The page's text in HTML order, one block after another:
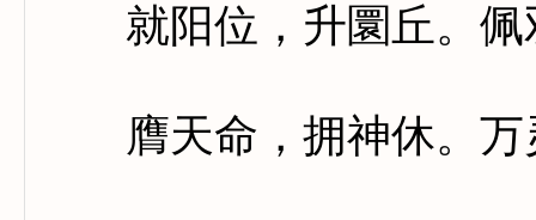
就阳位，升圜丘。佩
膺天命，拥神休。万